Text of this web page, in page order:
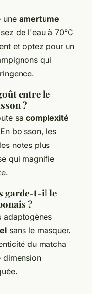
une amertume
de l'eau à 70°C
et optez pour un
qui
entre le
?
sa complexité
boisson, les
notes plus
qui magnifie
garde-t-il le
?
adaptogènes
sans le masquer.
du matcha
dimension